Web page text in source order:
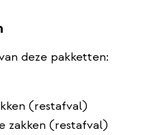
deze pakketten:
(restafval)
zakken (restafval)